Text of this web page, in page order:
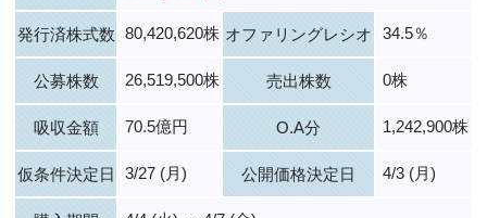
発行済株式数 80,420,620株 オファリングレシオ 34.5％
公募株数 26,519,500株 売出株数 0株
吸収金額 70.5億円 O.A分 1,242,900株
仮条件決定日 3/27 (月) 公開価格決定日 4/3 (月)